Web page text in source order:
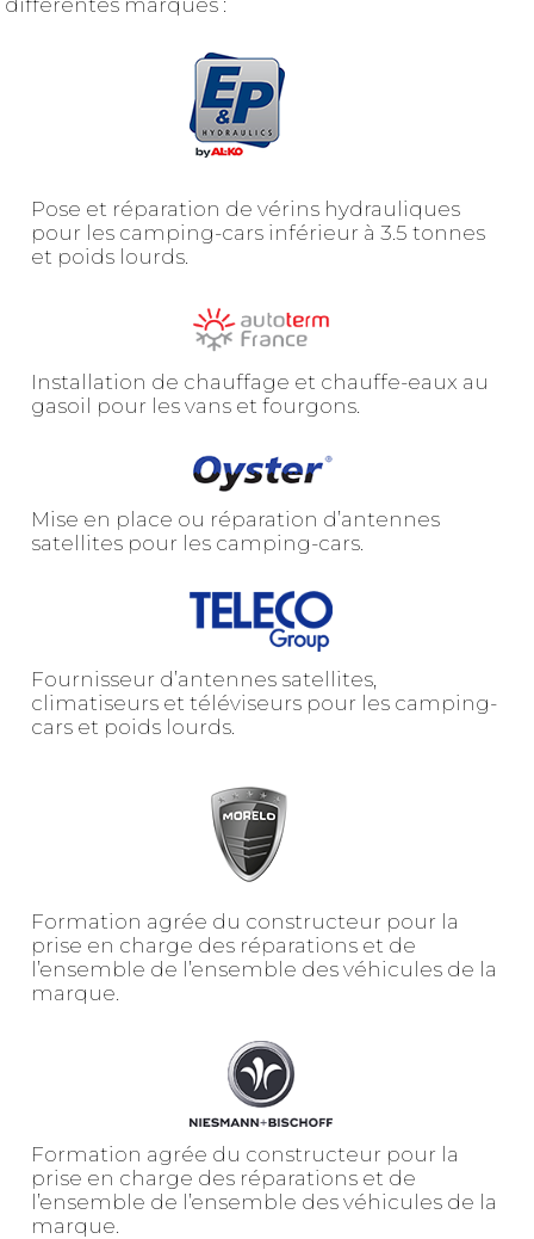
différentes marques :
Pose et réparation de vérins hydrauliques
pour les camping-cars inférieur à 3.5 tonnes
et poids lourds.
Installation de chauffage et chauffe-eaux au
gasoil pour les vans et fourgons.
Mise en place ou réparation d’antennes
satellites pour les camping-cars.
Fournisseur d’antennes satellites,
climatiseurs et téléviseurs pour les camping-
cars et poids lourds.
Formation agrée du constructeur pour la
prise en charge des réparations et de
l’ensemble de l’ensemble des véhicules de la
marque.
Formation agrée du constructeur pour la
prise en charge des réparations et de
l’ensemble de l’ensemble des véhicules de la
marque.